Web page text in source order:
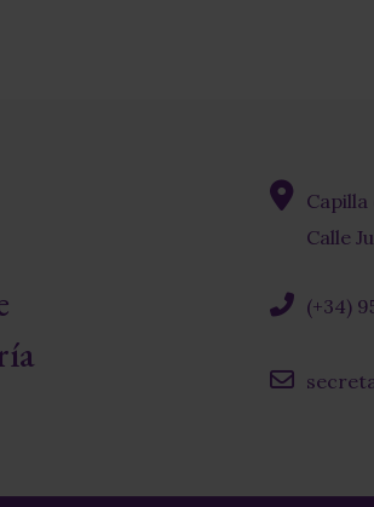
marker-
Capilla
Calle
phone-
(+34)